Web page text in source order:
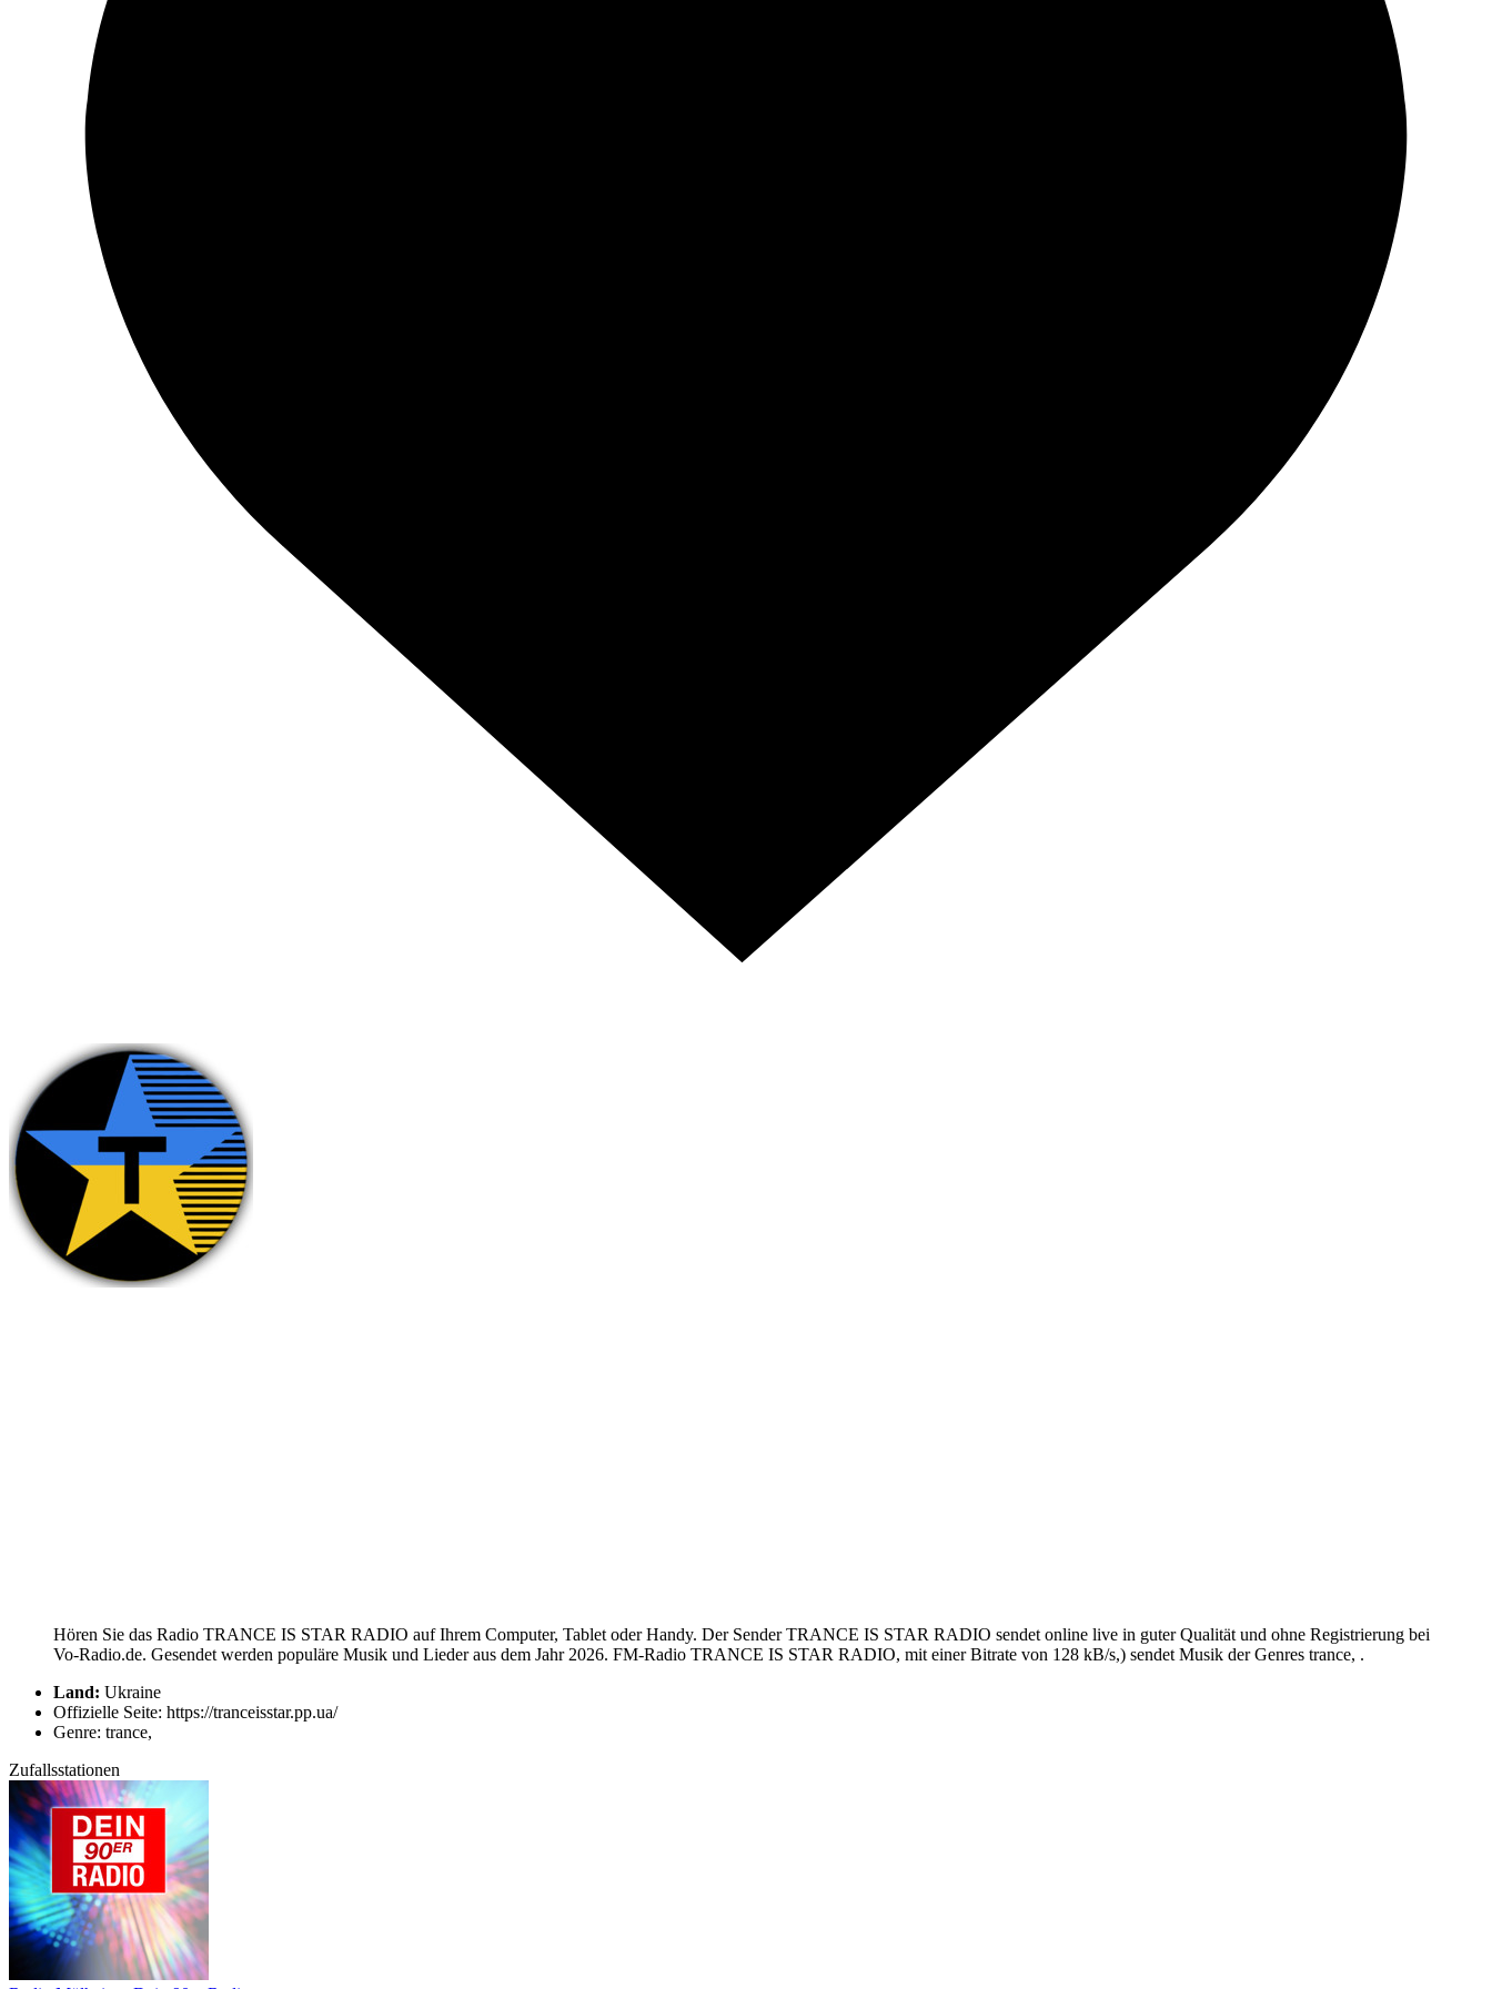
Hören Sie das Radio TRANCE IS STAR RADIO auf Ihrem Computer, Tablet oder Handy. Der Sender TRANCE IS STAR RADIO sendet online live in guter Qualität und ohne Registrierung bei
Vo-Radio.de. Gesendet werden populäre Musik und Lieder aus dem Jahr 2026. FM-Radio TRANCE IS STAR RADIO, mit einer Bitrate von 128 kB/s,) sendet Musik der Genres trance, .
Land: Ukraine
Offizielle Seite: https://tranceisstar.pp.ua/
Genre: trance,
Zufallsstationen